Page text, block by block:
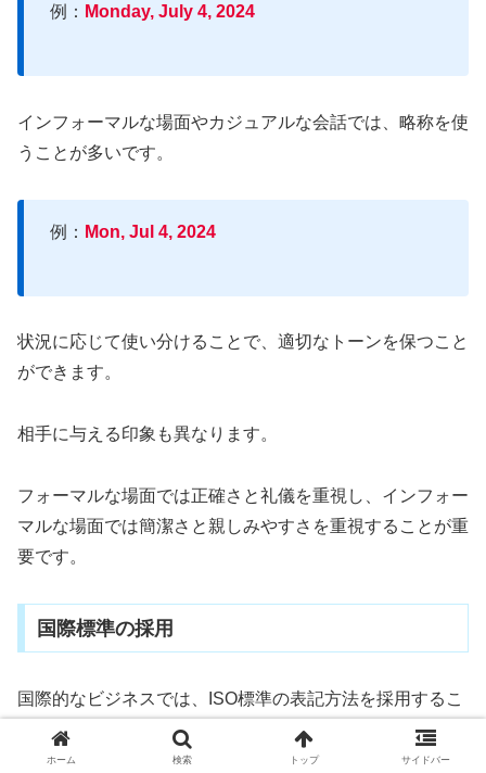
例： Monday, July 4, 2024
インフォーマルな場面やカジュアルな会話では、略称を使
うことが多いです。
例： Mon, Jul 4, 2024
状況に応じて使い分けることで、適切なトーンを保つこと
ができます。
相手に与える印象も異なります。
フォーマルな場面では正確さと礼儀を重視し、インフォー
マルな場面では簡潔さと親しみやすさを重視することが重
要です。
国際標準の採用
国際的なビジネスでは、ISO標準の表記方法を採用するこ
とが推奨されます。
ホーム 検索 トップ サイドバー